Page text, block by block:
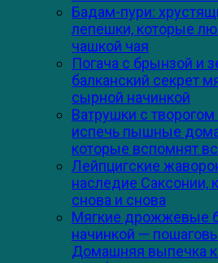
Бадам-пури:
лепешки, которые
чашкой чая
Погача с брынзой и
балканский секрет
сырной начинкой
Ватрушки с
испечь пышные
которые вспомнят
Лейпцигские
наследие Саксонии,
снова и снова
Мягкие дрожжевые
начинкой —
Домашняя выпечка